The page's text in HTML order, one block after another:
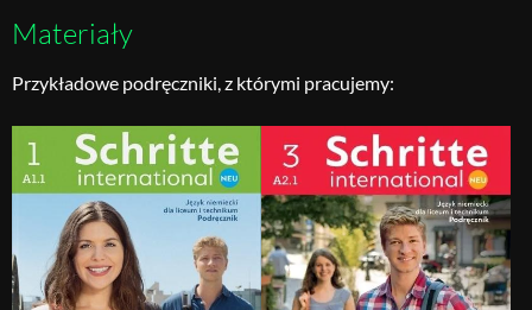
Materiały
Przykładowe podręczniki, z którymi pracujemy: